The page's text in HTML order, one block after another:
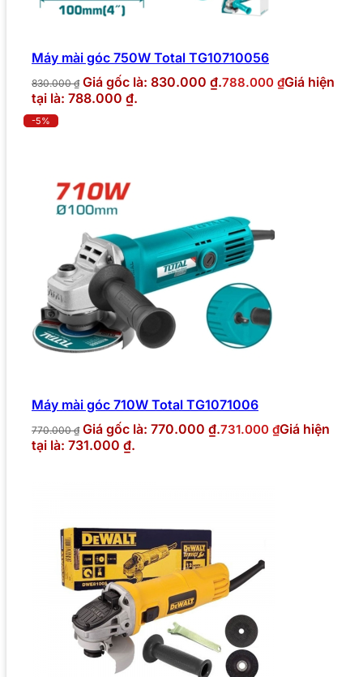
Máy mài góc 750W Total TG10710056
830.000₫ Giá gốc là: 830.000 ₫.788.000 ₫Giá hiện
tại là: 788.000 ₫.
-5%
Máy mài góc 710W Total TG1071006
770.000₫ Giá gốc là: 770.000 ₫.731.000 ₫Giá hiện
tại là: 731.000 ₫.